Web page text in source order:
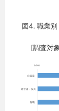
図4. 職業
[調査対